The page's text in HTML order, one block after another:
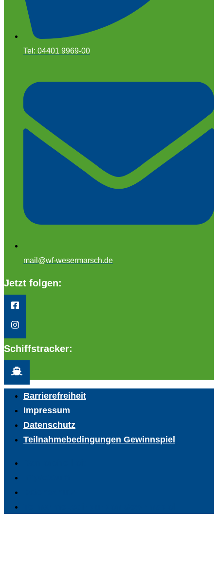
Tel: 04401 9969-00
mail@wf-wesermarsch.de
Jetzt folgen:
Schiffstracker:
Barrierefreiheit
Impressum
Datenschutz
Teilnahmebedingungen Gewinnspiel